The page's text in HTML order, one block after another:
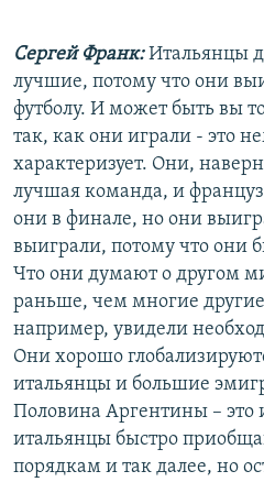
Сергей Франк:Итальянцы
лучшие, потому что они
футболу. И может быть вы
так, как они играли - это
характеризует. Они,
лучшая команда, и
они в финале, но они
выиграли, потому что они
Что они думают о другом
раньше, чем многие
например, увидели
Они хорошо
итальянцы и большие
Половина Аргентины – это
итальянцы быстро
порядкам и так далее, но